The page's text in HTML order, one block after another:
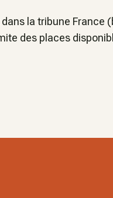
la tribune France
des places